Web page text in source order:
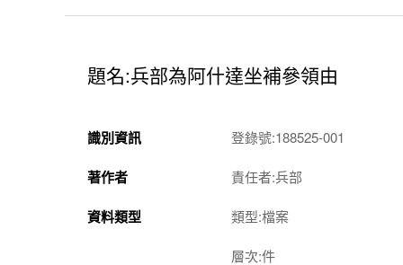
題名:兵部為阿什達坐補參領由
識別資訊 登錄號:188525-001
著作者 責任者:兵部
資料類型 類型:檔案
層次:件